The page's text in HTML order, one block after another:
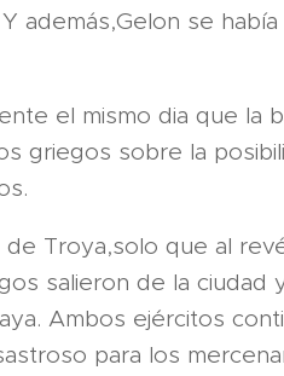
además,Gelon se
el mismo dia que la
griegos sobre la
de Troya,solo que al
salieron de la ciudad
Ambos ejércitos
para los